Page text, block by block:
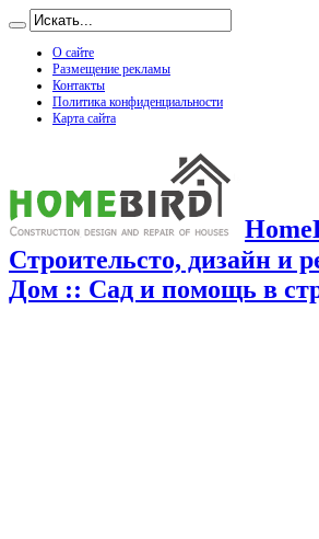
О сайте
Размещение рекламы
Контакты
Политика конфиденциальности
Карта сайта
Строительсто, дизайн и
Дом :: Сад и помощь в